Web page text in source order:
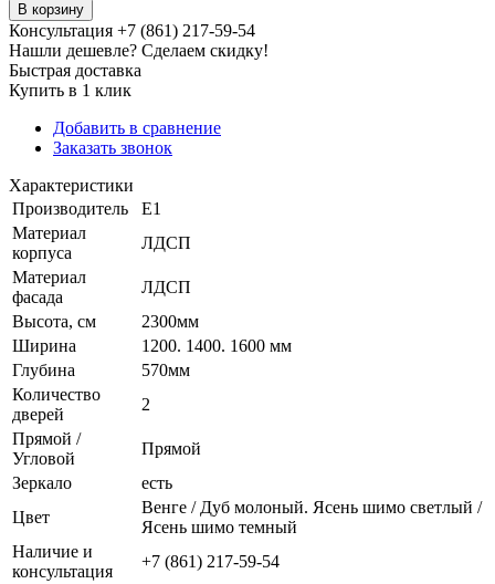
В корзину
Консультация +7 (861) 217-59-54
Нашли дешевле? Сделаем скидку!
Быстрая доставка
Купить в 1 клик
Добавить в сравнение
Заказать звонок
Характеристики
Производитель
Е1
Материал
корпуса
ЛДСП
Материал
фасада
ЛДСП
Высота, см
2300мм
Ширина
1200. 1400. 1600 мм
Глубина
570мм
Количество
дверей
2
Прямой /
Угловой
Прямой
Зеркало
есть
Цвет
Венге / Дуб молоный. Ясень шимо светлый /
Ясень шимо темный
Наличие и
консультация
+7 (861) 217-59-54